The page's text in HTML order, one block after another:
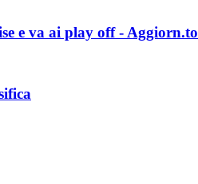
e va ai play off - Aggiorn.to